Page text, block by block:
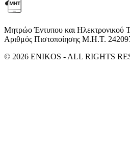
Μητρώο Έντυπου και Ηλεκτρονικού
Αριθμός Πιστοποίησης Μ.Η.Τ.
© 2026 ENIKOS - ALL RIGHTS